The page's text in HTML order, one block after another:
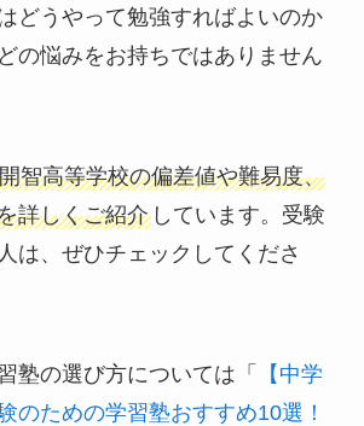
どうやって勉強すればよいのか
の悩みをお持ちではありません
智高等学校の偏差値や難易度、
詳しくご紹介しています。受験
は、ぜひチェックしてくださ
塾の選び方については「
【中学
のための学習塾おすすめ10選！